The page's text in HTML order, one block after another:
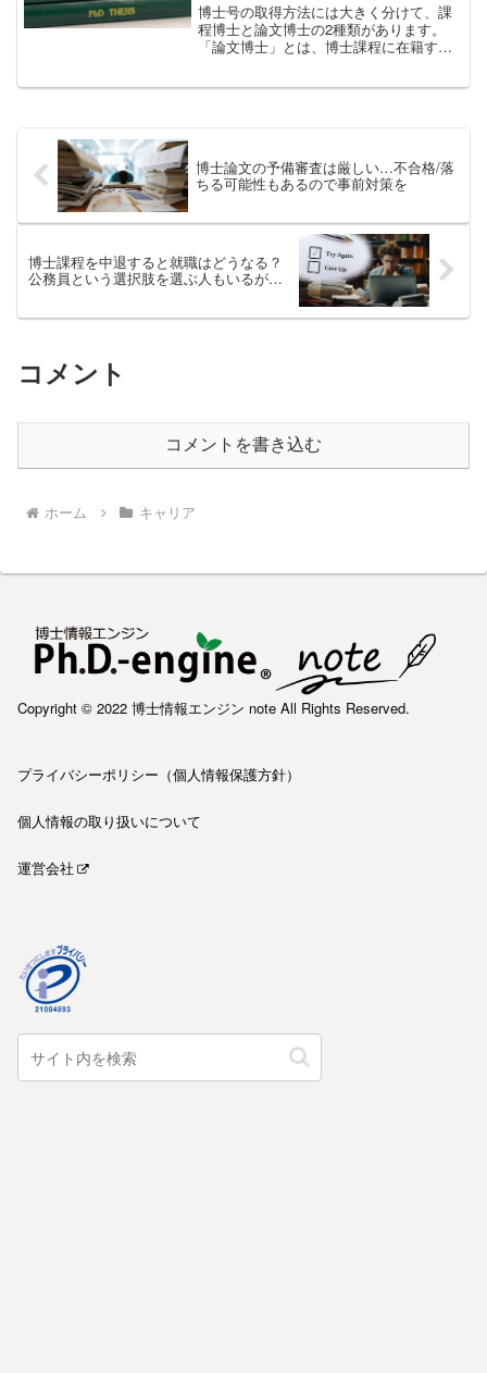
博士号の取得方法には大きく分けて、課
程博士と論文博士の2種類があります。
「論文博士」とは、博士課程に在籍する
博士論文の予備審査は厳しい…不合格/落
ちる可能性もあるので事前対策を
博士課程を中退すると就職はどうなる？
公務員という選択肢を選ぶ人もいるが…
コメント
コメントを書き込む
ホーム キャリア
Copyright © 2022 博士情報エンジン note All Rights Reserved.
プライバシーポリシー（個人情報保護方針）
個人情報の取り扱いについて
運営会社